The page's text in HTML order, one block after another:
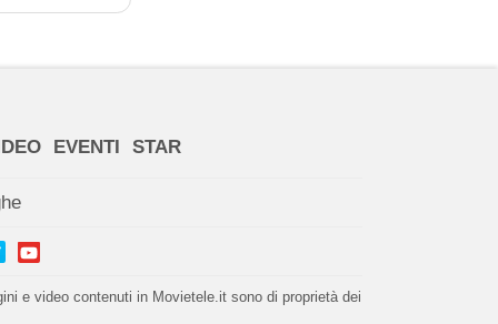
EVENTI STAR
e video contenuti in Movietele.it sono di proprietà dei